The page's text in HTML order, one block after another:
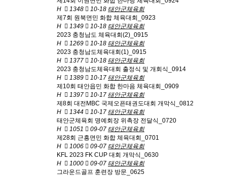
H
1348 10-18 태안군체육회
제7회 원북면민 화합 체육대회_0923
H
1349 10-18 태안군체육회
2023 충청남도 체육대회(2)_0915
H
1269 10-18 태안군체육회
2023 충청남도체육대회(1)_0915
H
1377 10-18 태안군체육회
2023 충청남도체육대회 출정식 및 개회식_0914
H
1389 10-17 태안군체육회
제10회 태안읍민 화합 한마음 체육대회_0909
H
1397 10-17 태안군체육회
제8회 대전MBC 국제오픈태권도대회 개막식_0812
H
1344 10-17 태안군체육회
태안군체육회 명예회장 위촉장 전달식_0720
H
1051 09-07 태안군체육회
제28회 근흥면민 화합 체육대회_0701
H
1006 09-07 태안군체육회
KFL 2023 FK CUP 대회 개막식_0630
H
1000 09-07 태안군체육회
그라운드골프 훈련장 방문_0625